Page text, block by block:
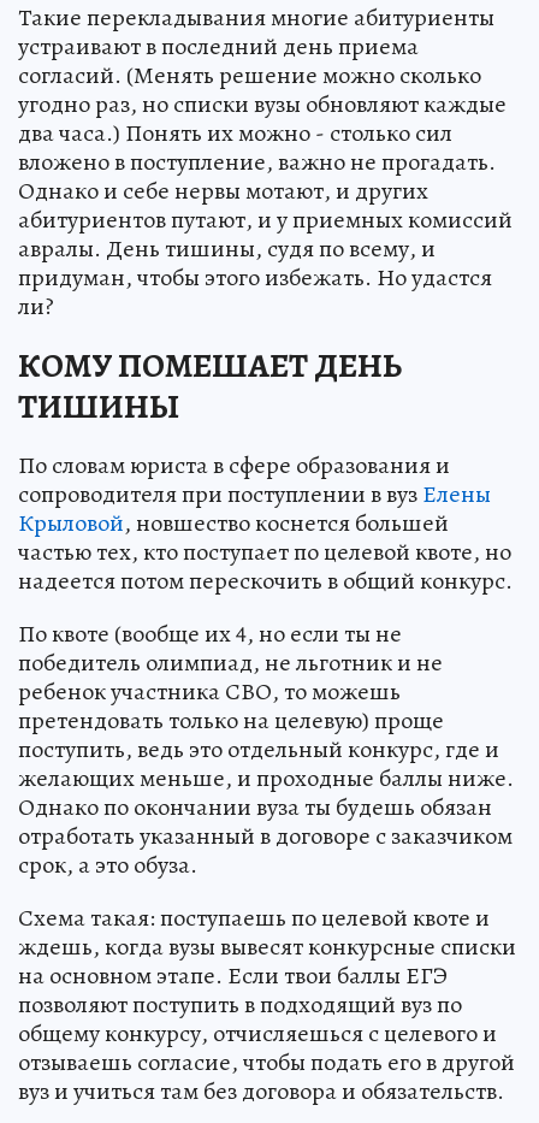
Такие перекладывания многие абитуриенты
устраивают в последний день приема
согласий. (Менять решение можно сколько
угодно раз, но списки вузы обновляют каждые
два часа.) Понять их можно - столько сил
вложено в поступление, важно не прогадать.
Однако и себе нервы мотают, и других
абитуриентов путают, и у приемных комиссий
авралы. День тишины, судя по всему, и
придуман, чтобы этого избежать. Но удастся
ли?
КОМУ ПОМЕШАЕТ ДЕНЬ
ТИШИНЫ
По словам юриста в сфере образования и
сопроводителя при поступлении в вузЕлены
Крыловой, новшество коснется большей
частью тех, кто поступает по целевой квоте, но
надеется потом перескочить в общий конкурс.
По квоте (вообще их 4, но если ты не
победитель олимпиад, не льготник и не
ребенок участника СВО, то можешь
претендовать только на целевую) проще
поступить, ведь это отдельный конкурс, где и
желающих меньше, и проходные баллы ниже.
Однако по окончании вуза ты будешь обязан
отработать указанный в договоре с заказчиком
срок, а это обуза.
Схема такая: поступаешь по целевой квоте и
ждешь, когда вузы вывесят конкурсные списки
на основном этапе. Если твои баллы ЕГЭ
позволяют поступить в подходящий вуз по
общему конкурсу, отчисляешься с целевого и
отзываешь согласие, чтобы подать его в другой
вуз и учиться там без договора и обязательств.